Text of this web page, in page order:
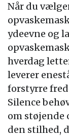
Når du
ydeevne og
hverdag
leverer
forstyrre
Silence
om støjende
den stilhed,